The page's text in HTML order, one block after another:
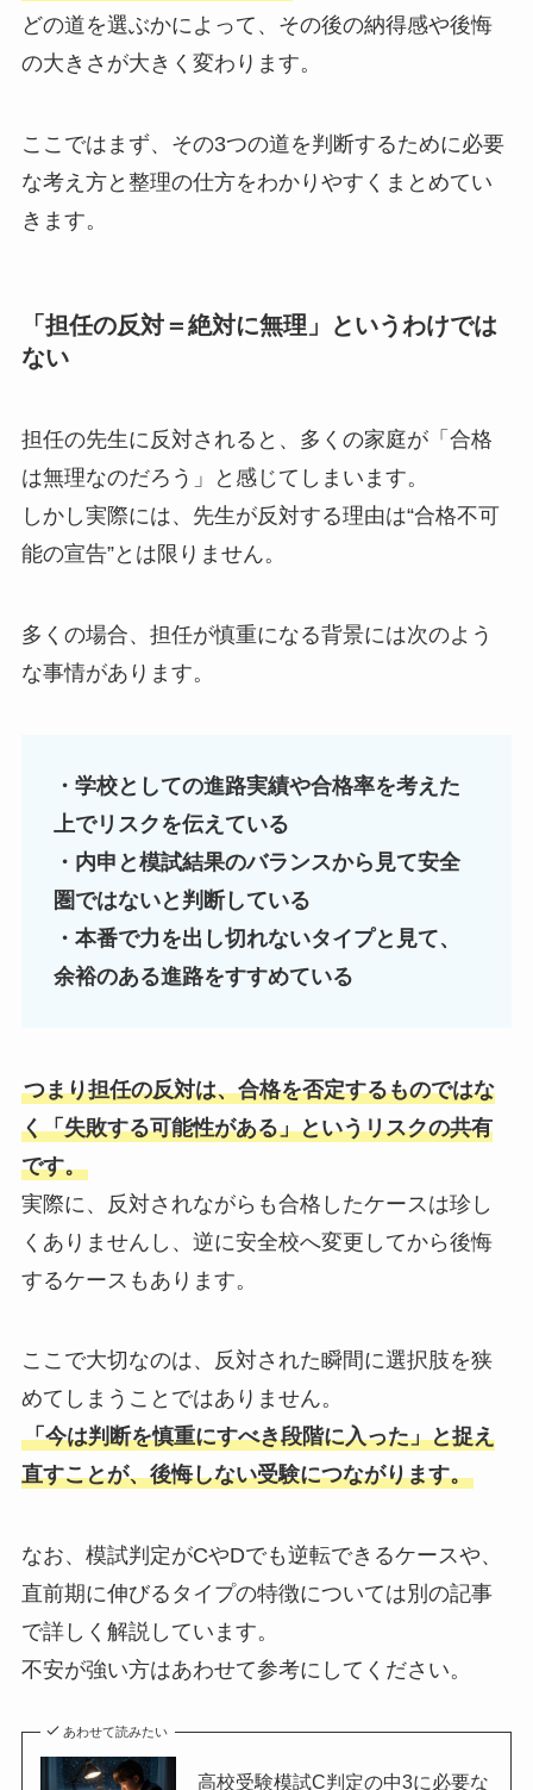
どの道を選ぶかによって、その後の納得感や後悔
の大きさが大きく変わります。
ここではまず、その3つの道を判断するために必要
な考え方と整理の仕方をわかりやすくまとめてい
きます。
「担任の反対＝絶対に無理」というわけでは
ない
担任の先生に反対されると、多くの家庭が「合格
は無理なのだろう」と感じてしまいます。
しかし実際には、先生が反対する理由は“合格不可
能の宣告”とは限りません。
多くの場合、担任が慎重になる背景には次のよう
な事情があります。
・学校としての進路実績や合格率を考えた
上でリスクを伝えている
・内申と模試結果のバランスから見て安全
圏ではないと判断している
・本番で力を出し切れないタイプと見て、
余裕のある進路をすすめている
つまり担任の反対は、合格を否定するものではな
く「失敗する可能性がある」というリスクの共有
です。
実際に、反対されながらも合格したケースは珍し
くありませんし、逆に安全校へ変更してから後悔
するケースもあります。
ここで大切なのは、反対された瞬間に選択肢を狭
めてしまうことではありません。
「今は判断を慎重にすべき段階に入った」と捉え
直すことが、後悔しない受験につながります。
なお、模試判定がCやDでも逆転できるケースや、
直前期に伸びるタイプの特徴については別の記事
で詳しく解説しています。
不安が強い方はあわせて参考にしてください。
あわせて読みたい
高校受験模試C判定の中3に必要な